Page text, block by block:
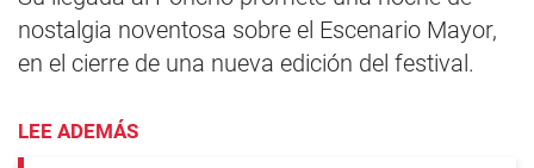
nostalgia noventosa sobre el Escenario Mayor,
en el cierre de una nueva edición del festival.
LEE ADEMÁS